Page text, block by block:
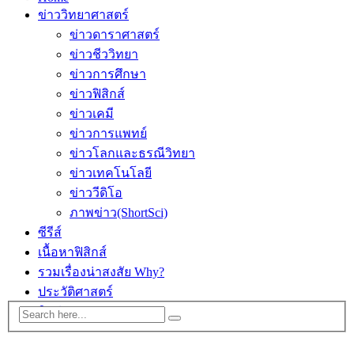
ข่าววิทยาศาสตร์
ข่าวดาราศาสตร์
ข่าวชีววิทยา
ข่าวการศึกษา
ข่าวฟิสิกส์
ข่าวเคมี
ข่าวการแพทย์
ข่าวโลกและธรณีวิทยา
ข่าวเทคโนโลยี
ข่าววีดิโอ
ภาพข่าว(ShortSci)
ซีรีส์
เนื้อหาฟิสิกส์
รวมเรื่องน่าสงสัย Why?
ประวัติศาสตร์
ติดต่อ